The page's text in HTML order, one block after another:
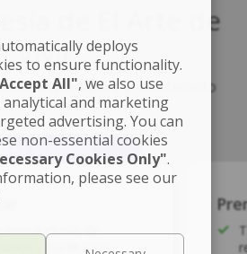
de El Arte de
Vivir
especiales y contenido
exclusivo
introductorio de
y meditación.
deploys
to ensure functionality.
All", we also use
and marketing
advertising. You can
non-essential cookies
Cookies Only".
please see our